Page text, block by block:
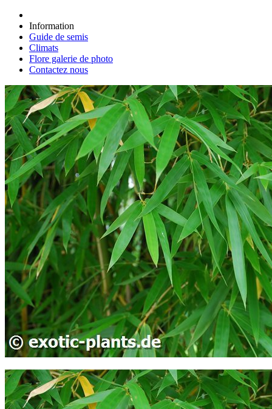
Information
Guide de semis
Climats
Flore galerie de photo
Contactez nous